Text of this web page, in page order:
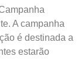
A campanha
é destinada a
estarão